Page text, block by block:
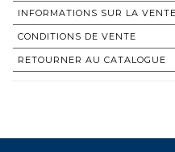
INFORMATIONS SUR LA VENTE
CONDITIONS DE VENTE
RETOURNER AU CATALOGUE